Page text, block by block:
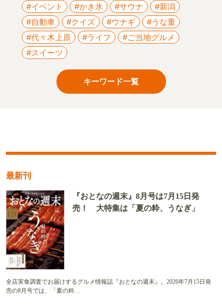
#イベント #かき氷 #サウナ
#新潟
#自動車
#クイズ #ウナギ
#うな重
#代々木上原
#ライフ
#ご当地グルメ
#スイーツ
キーワード一覧
最新刊
『おとなの週末』8月号は7月15日発
売！ 大特集は「夏の粋、うなぎ」
全店実食調査でお届けするグルメ情報誌『おとなの週末』。2026年7月15日発
売の8月号では、「夏の粋…